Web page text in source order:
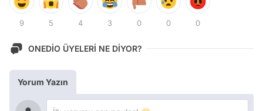
9 5 4 3 0 0 0
ONEDİO ÜYELERİ NE DİYOR?
Yorum Yazın